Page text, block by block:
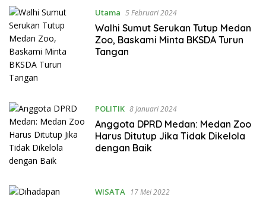
Utama 5 Februari 2024
Walhi Sumut Serukan Tutup Medan
Zoo, Baskami Minta BKSDA Turun
Tangan
POLITIK 8 Januari 2024
Anggota DPRD Medan: Medan Zoo
Harus Ditutup Jika Tidak Dikelola
dengan Baik
WISATA 17 Mei 2022